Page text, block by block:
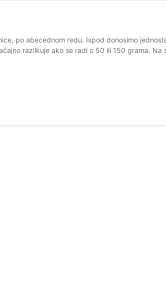
po abecednom redu. Ispod donosimo
razlikuje ako se radi o 50 ili 150 grama.